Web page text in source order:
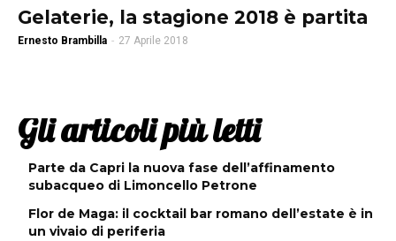
Gelaterie, la stagione 2018 è partita
Ernesto Brambilla - 27 Aprile 2018
Gli articoli più letti
Parte da Capri la nuova fase dell’affinamento
subacqueo di Limoncello Petrone
Flor de Maga: il cocktail bar romano dell’estate è in
un vivaio di periferia